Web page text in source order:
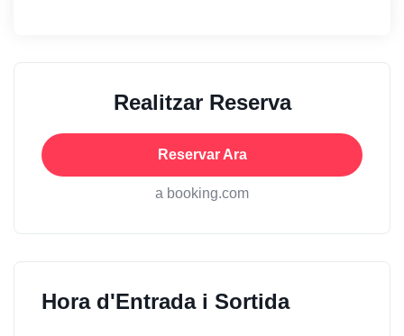
Realitzar Reserva
Reservar Ara
a booking.com
Hora d'Entrada i Sortida